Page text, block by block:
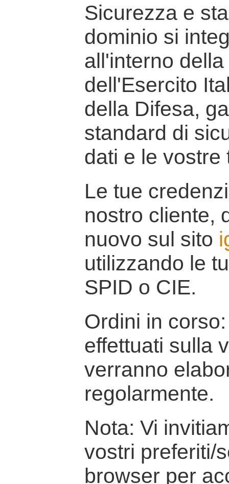
Sicurezza e
dominio si
all'interno
dell'Esercito
della Difesa,
standard di
dati e le vostre
Le tue
nostro cliente,
nuovo sul sito
utilizzando le
SPID o CIE.
Ordini in
effettuati sulla
verranno
regolarmente.
Nota: Vi
vostri preferiti/
browser per